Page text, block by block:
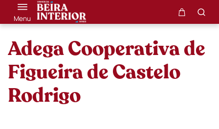
Menu
Adega Cooperativa de
Figueira de Castelo
Rodrigo